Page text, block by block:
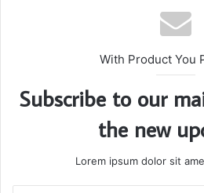
With Product You
Subscribe to our
the new
Lorem ipsum dolor sit